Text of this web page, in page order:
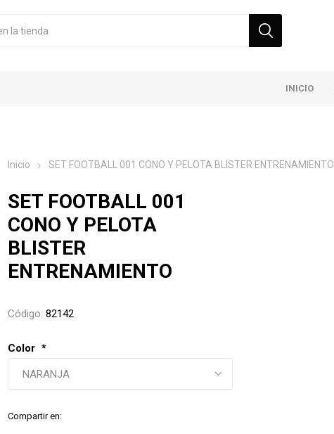
INICIO
Inicio SET FOOTBALL 001 CONO Y PELOTA BLISTER ENTRENAMIENTO
SET FOOTBALL 001
CONO Y PELOTA
BLISTER
ENTRENAMIENTO
Código: 82142
Color *
Compartir en: